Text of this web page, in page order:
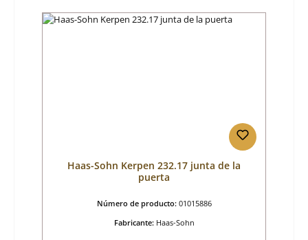
Haas-Sohn Kerpen 232.17 junta de la
puerta
Número de producto: 01015886
Fabricante: Haas-Sohn